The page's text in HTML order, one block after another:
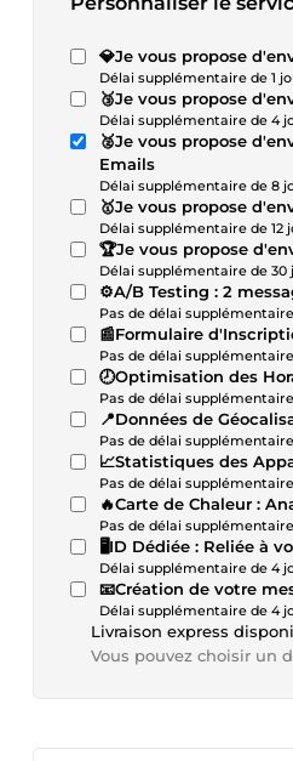
💎Je vous propose
Délai supplémentaire de 1
🥉Je vous propose
Délai supplémentaire de 4
🥈Je vous propose
Emails
Délai supplémentaire de 8
🥇Je vous propose
Délai supplémentaire de 12
🏆Je vous propose
Délai supplémentaire de 30
⚙️A/B Testing : 2
Pas de délai supplémentaire
📰Formulaire
Pas de délai supplémentaire
🕗Optimisation des
Pas de délai supplémentaire
📍Données de
Pas de délai supplémentaire
📈Statistiques des
Pas de délai supplémentaire
🔥Carte de Chaleur :
Pas de délai supplémentaire
🖥️ID Dédiée : Reliée à
Délai supplémentaire de 4
📧Création de votre
Délai supplémentaire de 4
Livraison express
Vous pouvez choisir un